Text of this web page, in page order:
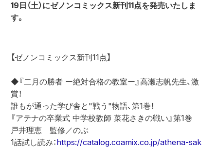
19日（土）にゼノンコミックス新刊11点を発売いたしま
す。
【ゼノンコミックス新刊11点】
◆『二月の勝者 ー絶対合格の教室ー』高瀬志帆先生、激
賞！
誰もが通った学び舎と"戦う"物語、第1巻！
『アテナの卒業式 中学校教師 菜花さきの戦い』第1巻
戸井理恵　監修／のぶ
1話試し読み：https://catalog.coamix.co.jp/athena-sak